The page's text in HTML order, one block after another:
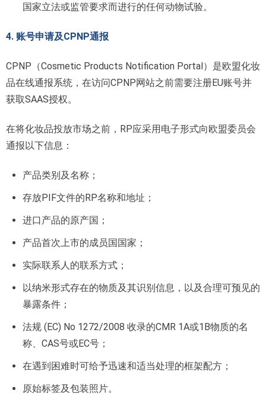
国家立法或监管要求而进行的任何动物试验。
4. 账号申请及CPNP通报
CPNP（Cosmetic Products Notification Portal）是欧盟化妆
品在线通报系统，在访问CPNP网站之前需要注册EU账号并
获取SAAS授权。
在将化妆品投放市场之前，RP应采用电子形式向欧盟委员会
通报以下信息：
产品类别及名称；
存放PIF文件的RP名称和地址；
进口产品的原产国；
产品首次上市的成员国国家；
实际联系人的联系方式；
以纳米形式存在的物质及其识别信息，以及合理可预见的
暴露条件；
法规 (EC) No 1272/2008 收录的CMR 1A或1B物质的名
称、CAS号或EC号；
在遇到困难时可给予迅速和适当处理的框架配方；
原始标签及包装照片。